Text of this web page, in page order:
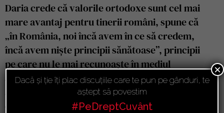
Daria crede că valorile ortodoxe sunt cel mai
mare avantaj pentru tinerii români, spune că
„în România, noi încă avem în ce să credem,
încă avem niște principii sănătoase”, principii
pe care nu le mai recunoaște în mediul
academic din Vest, unde „nu mai poți spune
absolut nimic împotriva narativului oficial”, iar
cei mai mulți studenți nu mai au curaj să spună
Dacă și ție îți plac discuțiile care te pun pe gânduri, te
aștept să povestim
#PeDreptCuvânt
×